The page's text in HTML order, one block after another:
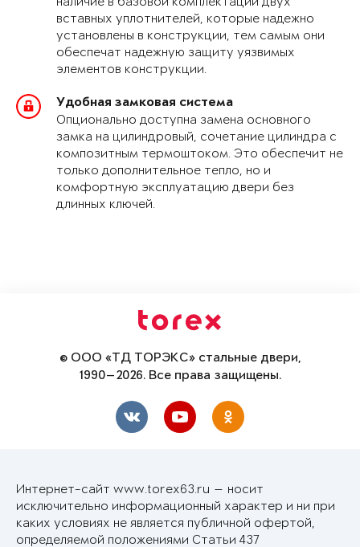
вставных уплотнителей, которые надежно
установлены в конструкции, тем самым они
обеспечат надежную защиту уязвимых
элементов конструкции.
Удобная замковая система
Опционально доступна замена основного
замка на цилиндровый, сочетание цилиндра с
композитным термоштоком. Это обеспечит не
только дополнительное тепло, но и
комфортную эксплуатацию двери без
длинных ключей.
© ООО «ТД ТОРЭКС» стальные двери,
1990—2026. Все права защищены.
Интернет-сайт www.torex63.ru — носит
исключительно информационный характер и ни при
каких условиях не является публичной офертой,
определяемой положениями Статьи 437